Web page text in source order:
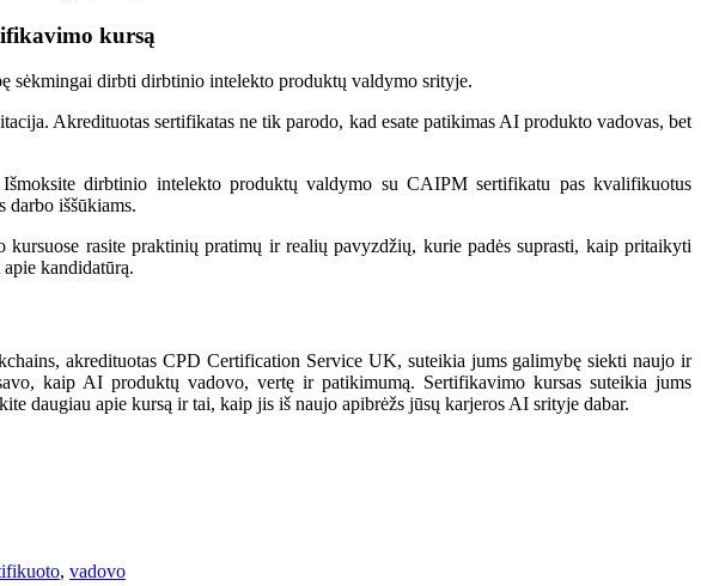
kursą
sėkmingai dirbti dirbtinio intelekto produktų valdymo srityje.
Akredituotas sertifikatas ne tik parodo, kad esate patikimas AI produkto vadovas, bet
dirbtinio intelekto produktų valdymo su CAIPM sertifikatu pas kvalifikuotus
darbo iššūkiams.
rasite praktinių pratimų ir realių pavyzdžių, kurie padės suprasti, kaip pritaikyti
kandidatūrą.
akredituotas CPD Certification Service UK, suteikia jums galimybę siekti naujo ir
kaip AI produktų vadovo, vertę ir patikimumą. Sertifikavimo kursas suteikia jums
daugiau apie kursą ir tai, kaip jis iš naujo apibrėžs jūsų karjeros AI srityje dabar.
, vadovo